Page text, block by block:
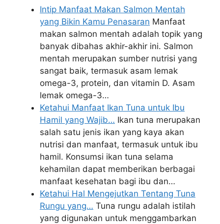
Intip Manfaat Makan Salmon Mentah
yang Bikin Kamu Penasaran Manfaat
makan salmon mentah adalah topik yang
banyak dibahas akhir-akhir ini. Salmon
mentah merupakan sumber nutrisi yang
sangat baik, termasuk asam lemak
omega-3, protein, dan vitamin D. Asam
lemak omega-3…
Ketahui Manfaat Ikan Tuna untuk Ibu
Hamil yang Wajib… Ikan tuna merupakan
salah satu jenis ikan yang kaya akan
nutrisi dan manfaat, termasuk untuk ibu
hamil. Konsumsi ikan tuna selama
kehamilan dapat memberikan berbagai
manfaat kesehatan bagi ibu dan…
Ketahui Hal Mengejutkan Tentang Tuna
Rungu yang… Tuna rungu adalah istilah
yang digunakan untuk menggambarkan